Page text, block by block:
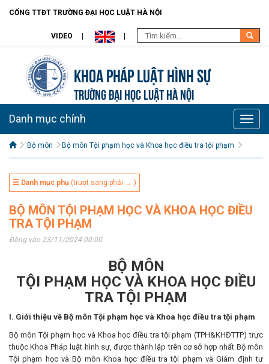
CỔNG TTĐT TRƯỜNG ĐẠI HỌC LUẬT HÀ NỘI
VIDEO
Khoa pháp luật Hình sự
TRƯỜNG ĐẠI HỌC LUẬT HÀ NỘI
Toggle
Danh mục chính
Bộ môn Bộ môn Tội phạm học và Khoa học điều tra tội phạm
☰ Danh mục phụ (trượt sang phải → )
BỘ MÔN TỘI PHẠM HỌC VÀ KHOA HỌC ĐIỀU
TRA TỘI PHẠM
Đăng vào 23/11/2024 00:00
BỘ MÔN
TỘI PHẠM HỌC VÀ KHOA HỌC ĐIỀU
TRA TỘI PHẠM
I. Giới thiệu về Bộ môn Tội phạm học và Khoa học điều tra tội phạm
Bộ môn Tội phạm học và Khoa học điều tra tội phạm (TPH&KHĐTTP) trực
thuộc Khoa Pháp luật hình sự, được thành lập trên cơ sở hợp nhất Bộ môn
Tội phạm học và Bộ môn Khoa học điều tra tội phạm và Giám định tư